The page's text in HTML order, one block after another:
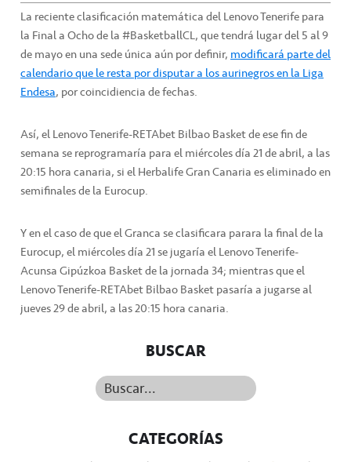
La reciente clasificación matemática del Lenovo Tenerife para
la Final a Ocho de la #BasketballCL, que tendrá lugar del 5 al 9
de mayo en una sede única aún por definir,modificará parte del
calendario que le resta por disputar a los aurinegros en la Liga
Endesa, por coincidiencia de fechas.
Así, el Lenovo Tenerife-RETAbet Bilbao Basket de ese fin de
semana se reprogramaría para el miércoles día 21 de abril, a las
20:15 hora canaria, si el Herbalife Gran Canaria es eliminado en
semifinales de la Eurocup.
Y en el caso de que el Granca se clasificara parara la final de la
Eurocup, el miércoles día 21 se jugaría el Lenovo Tenerife-
Acunsa Gipúzkoa Basket de la jornada 34; mientras que el
Lenovo Tenerife-RETAbet Bilbao Basket pasaría a jugarse al
jueves 29 de abril, a las 20:15 hora canaria.
BUSCAR
Buscar...
CATEGORÍAS